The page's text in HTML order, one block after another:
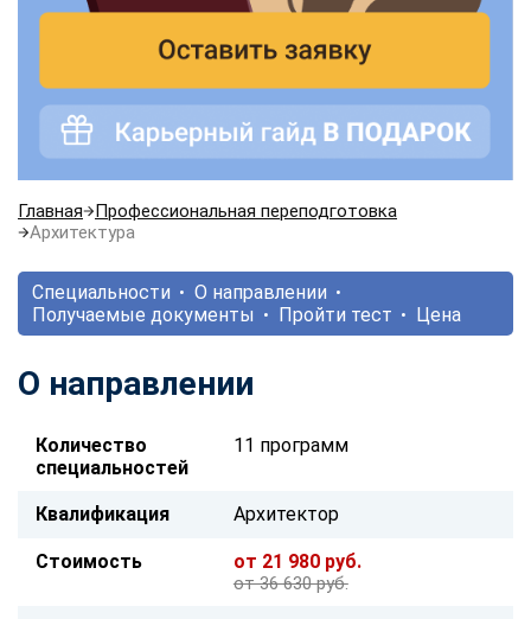
Главная
Профессиональная переподготовка
Архитектура
Специальности
О направлении
Получаемые документы
Пройти тест Цена
О направлении
Количество
специальностей
11 программ
Квалификация Архитектор
Стоимость от 21 980 руб.
от 36 630 руб.